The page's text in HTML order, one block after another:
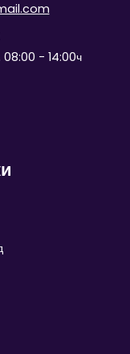
- 14:00ч